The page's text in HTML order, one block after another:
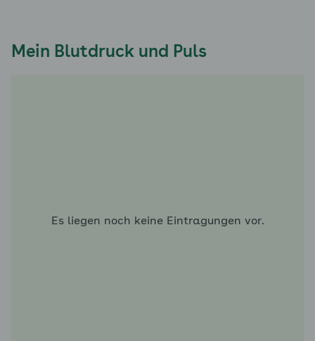
Mein Blutdruck und Puls
Es liegen noch keine Eintragungen vor.